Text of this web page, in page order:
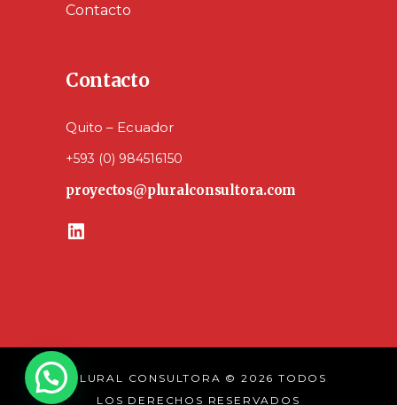
Contacto
Contacto
Quito – Ecuador
+593 (0) 984516150
proyectos@pluralconsultora.com
LinkedIn
PLURAL CONSULTORA © 2026 TODOS
LOS DERECHOS RESERVADOS